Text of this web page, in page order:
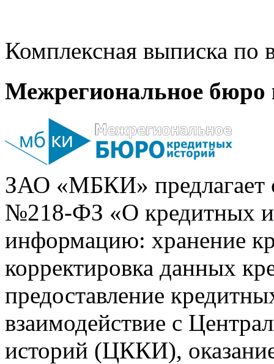
Комплексная выписка
Межрегиональное бюро
ЗАО «МБКИ» предлагает
№218-ФЗ «О кредитных
информацию: хранение
корректировка данных
предоставление
взаимодействие с
историй (ЦККИ),